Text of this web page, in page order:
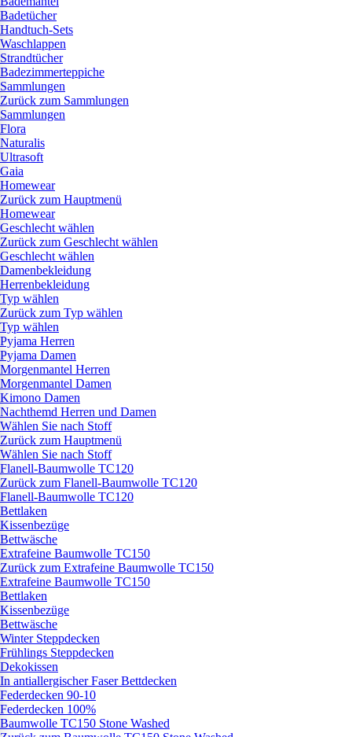
Badetücher
Handtuch-Sets
Waschlappen
Strandtücher
Badezimmerteppiche
Sammlungen
Zurück zum Sammlungen
Sammlungen
Flora
Naturalis
Ultrasoft
Gaia
Homewear
Zurück zum Hauptmenü
Homewear
Geschlecht wählen
Zurück zum Geschlecht wählen
Geschlecht wählen
Damenbekleidung
Herrenbekleidung
Typ wählen
Zurück zum Typ wählen
Typ wählen
Pyjama Herren
Pyjama Damen
Morgenmantel Herren
Morgenmantel Damen
Kimono Damen
Nachthemd Herren und Damen
Wählen Sie nach Stoff
Zurück zum Hauptmenü
Wählen Sie nach Stoff
Flanell-Baumwolle TC120
Zurück zum Flanell-Baumwolle TC120
Flanell-Baumwolle TC120
Bettlaken
Kissenbezüge
Bettwäsche
Extrafeine Baumwolle TC150
Zurück zum Extrafeine Baumwolle TC150
Extrafeine Baumwolle TC150
Bettlaken
Kissenbezüge
Bettwäsche
Winter Steppdecken
Frühlings Steppdecken
Dekokissen
In antiallergischer Faser Bettdecken
Federdecken 90-10
Federdecken 100%
Baumwolle TC150 Stone Washed